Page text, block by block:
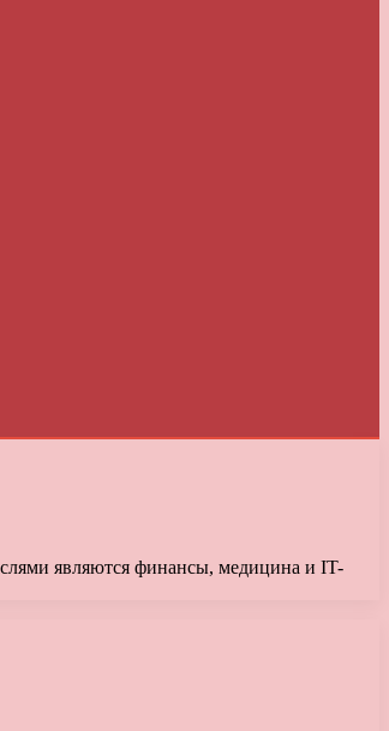
являются финансы, медицина и IT-